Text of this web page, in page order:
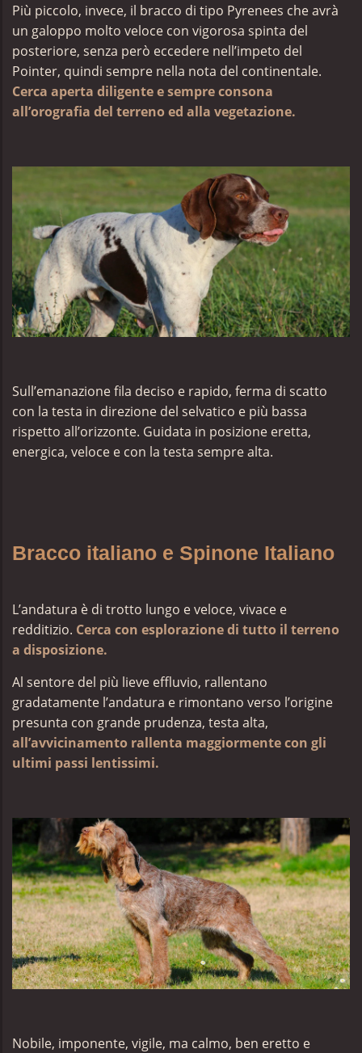
Più piccolo, invece, il bracco di tipo Pyrenees che avrà
un galoppo molto veloce con vigorosa spinta del
posteriore, senza però eccedere nell’impeto del
Pointer, quindi sempre nella nota del continentale.
Cerca aperta diligente e sempre consona
all’orografia del terreno ed alla vegetazione.
Sull’emanazione fila deciso e rapido, ferma di scatto
con la testa in direzione del selvatico e più bassa
rispetto all’orizzonte. Guidata in posizione eretta,
energica, veloce e con la testa sempre alta.
Bracco italiano e Spinone Italiano
L’andatura è di trotto lungo e veloce, vivace e
redditizio. Cerca con esplorazione di tutto il terreno
a disposizione.
Al sentore del più lieve effluvio, rallentano
gradatamente l’andatura e rimontano verso l’origine
presunta con grande prudenza, testa alta,
all’avvicinamento rallenta maggiormente con gli
ultimi passi lentissimi.
Nobile, imponente, vigile, ma calmo, ben eretto e